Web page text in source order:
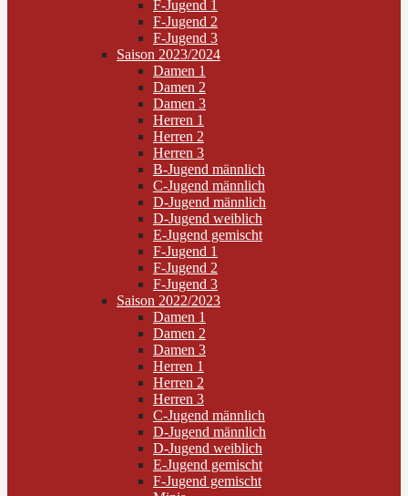
F-Jugend 1
F-Jugend 2
F-Jugend 3
Saison 2023/2024
Damen 1
Damen 2
Damen 3
Herren 1
Herren 2
Herren 3
B-Jugend männlich
C-Jugend männlich
D-Jugend männlich
D-Jugend weiblich
E-Jugend gemischt
F-Jugend 1
F-Jugend 2
F-Jugend 3
Saison 2022/2023
Damen 1
Damen 2
Damen 3
Herren 1
Herren 2
Herren 3
C-Jugend männlich
D-Jugend männlich
D-Jugend weiblich
E-Jugend gemischt
F-Jugend gemischt